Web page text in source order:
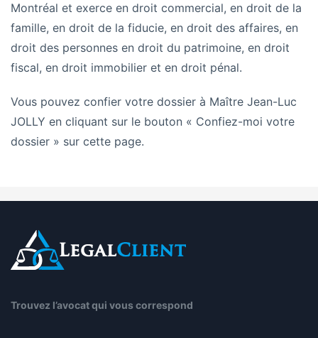
Montréal et exerce en droit commercial, en droit de la
famille, en droit de la fiducie, en droit des affaires, en
droit des personnes en droit du patrimoine, en droit
fiscal, en droit immobilier et en droit pénal.
Vous pouvez confier votre dossier à Maître Jean-Luc
JOLLY en cliquant sur le bouton « Confiez-moi votre
dossier » sur cette page.
Trouvez l’avocat qui vous correspond